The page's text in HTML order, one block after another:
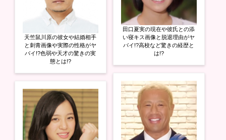
天竺鼠川原の彼女や結婚相手
と刺青画像や実際の性格がヤ
バイ!?色弱や天才の驚きの実
態とは!?
田口夏実の現在や彼氏との添
い寝キス画像と脱退理由がヤ
バイ!?高校など驚きの経歴と
は!?